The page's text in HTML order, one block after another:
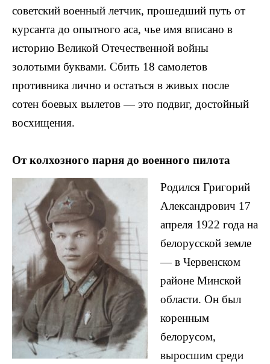
советский военный летчик, прошедший путь от
курсанта до опытного аса, чье имя вписано в
историю Великой Отечественной войны
золотыми буквами. Сбить 18 самолетов
противника лично и остаться в живых после
сотен боевых вылетов — это подвиг, достойный
восхищения.
От колхозного парня до военного пилота
Родился Григорий
Александрович 17
апреля 1922 года на
белорусской земле
— в Червенском
районе Минской
области. Он был
коренным
белорусом,
выросшим среди